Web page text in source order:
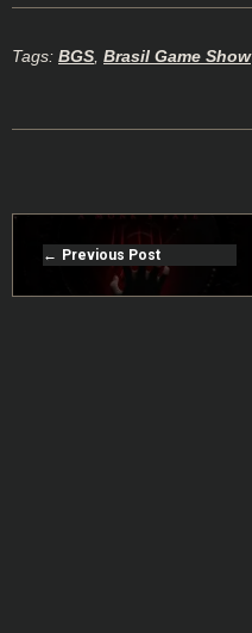
Tags: BGS Brasil Game Show
Previous Post